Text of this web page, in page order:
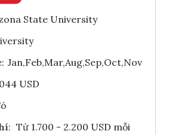
State University
: Jan,Feb,Mar,Aug,Sep,Oct,Nov
USD
: Từ 1.700 - 2.200 USD mỗi